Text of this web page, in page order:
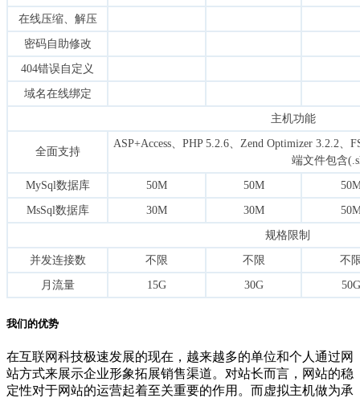
在线压缩、解压
密码自助修改
404错误自定义
域名在线绑定
主机功能
全面支持
ASP+Access、PHP 5.2.6、Zend Optimizer 3.2.2、
端文件包含
MySql数据库 50M 50M
MsSql数据库 30M 30M
规格限制
并发连接数 不限 不限 不
月流量 15G 30G 50G
我们的优势
在互联网科技极速发展的现在，越来越多的单位和个人通过网
站方式来展示企业形象拓展销售渠道。对站长而言，网站的稳
定性对于网站的运营起着至关重要的作用。而虚拟主机做为承